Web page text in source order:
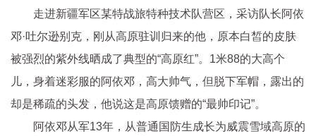
走进新疆军区某特战旅特种技术队营区，采访队长阿依
邓·吐尔逊别克，刚从高原驻训归来的他，原本白皙的皮肤
被强烈的紫外线晒成了典型的“高原红”。1米88的大高个
儿，身着迷彩服的阿依邓，高大帅气，但脱下军帽，露出的
却是稀疏的头发，他说这是高原馈赠的“最帅印记”。
阿依邓从军13年，从普通国防生成长为威震雪域高原的